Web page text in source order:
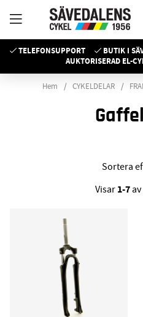
TELEFONSUPPORT BUTIK I
AUKTORISERAD EL-
Hem CYKELDELAR
Sortera
Visar 1-7av